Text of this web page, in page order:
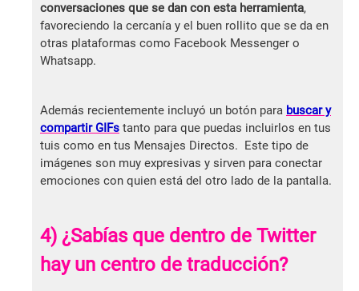
conversaciones que se dan con esta herramienta,
favoreciendo la cercanía y el buen rollito que se da en
otras plataformas como Facebook Messenger o
Whatsapp.
Además recientemente incluyó un botón para buscar y
compartir GIFs tanto para que puedas incluirlos en tus
tuis como en tus Mensajes Directos. Este tipo de
imágenes son muy expresivas y sirven para conectar
emociones con quien está del otro lado de la pantalla.
4) ¿Sabías que dentro de Twitter
hay un centro de traducción?